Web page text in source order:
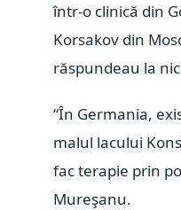
într-o clinică din
Korsakov din
răspundeau la
“În Germania,
malul lacului
fac terapie prin
Mureşanu.